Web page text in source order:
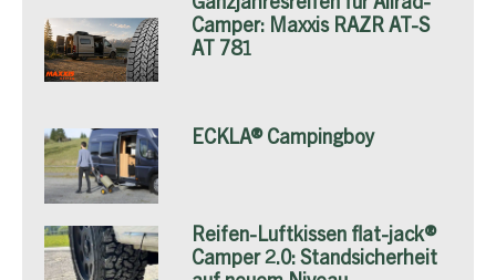
Camper: Maxxis RAZR AT-S
AT 781
ECKLA® Campingboy
Reifen-Luftkissen flat-jack®
Camper 2.0: Standsicherheit